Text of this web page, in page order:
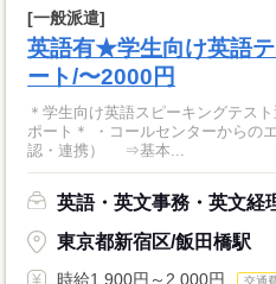
[一般派遣]
英語有★学生向け英語
ート/〜2000円
＊学生向け英語スピーキングテス
ポート＊ ・コールセンターからのエスカレーション対応（回答確
認・連携） ⇒基本...
英語・英文事務・英文経
東京都新宿区/飯田橋駅
時給1,900円～2,000円 交通